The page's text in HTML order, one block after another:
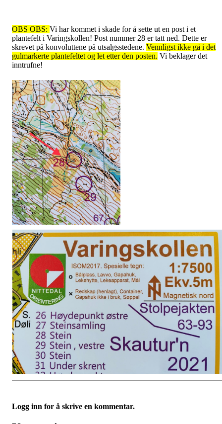
OBS OBS: Vi har kommet i skade for å sette ut en post i et
plantefelt i Varingskollen! Post nummer 28 er tatt ned. Dette er
skrevet på konvoluttene på utsalgsstedene. Vennligst ikke gå i det
gulmarkerte plantefeltet og let etter den posten. Vi beklager det
inntrufne!
Logg inn for å skrive en kommentar.